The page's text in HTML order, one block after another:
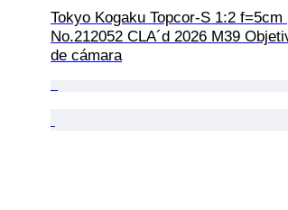
Tokyo Kogaku Topcor-S 1:2 f=5cm
No.212052 CLA´d 2026 M39
de cámara